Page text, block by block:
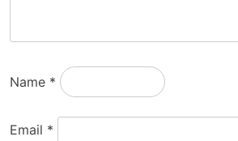
Name *
Email *